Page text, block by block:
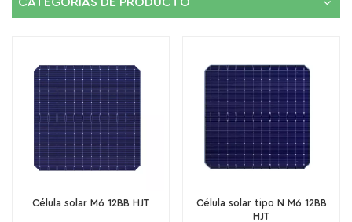
CATEGORÍAS DE PRODUCTO
Célula solar M6 12BB HJT
Célula solar tipo N M6 12BB
HJT